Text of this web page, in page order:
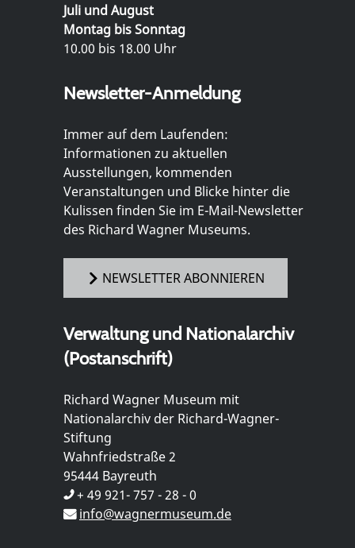
Juli und August
Montag bis Sonntag
10.00 bis 18.00 Uhr
Newsletter-Anmeldung
Immer auf dem Laufenden:
Informationen zu aktuellen
Ausstellungen, kommenden
Veranstaltungen und Blicke hinter die
Kulissen finden Sie im E-Mail-Newsletter
des Richard Wagner Museums.
NEWSLETTER ABONNIEREN
Verwaltung und Nationalarchiv
(Postanschrift)
Richard Wagner Museum mit
Nationalarchiv der Richard-Wagner-
Stiftung
Wahnfriedstraße 2
95444 Bayreuth
+ 49 921- 757 - 28 - 0
info@wagnermuseum.de